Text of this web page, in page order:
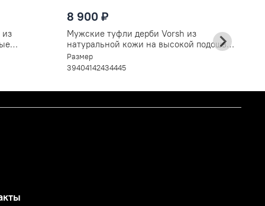
8 900 ₽
Мужские туфли дерби Vorsh из
натуральной кожи на высокой подошве,
V5890чер
Размер
39404142434445